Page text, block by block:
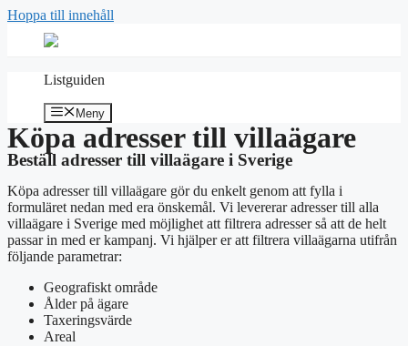
Hoppa till innehåll
Listguiden
Meny
Köpa adresser till villaägare
Beställ adresser till villaägare i Sverige
Köpa adresser till villaägare gör du enkelt genom att fylla i
formuläret nedan med era önskemål. Vi levererar adresser till alla
villaägare i Sverige med möjlighet att filtrera adresser så att de helt
passar in med er kampanj. Vi hjälper er att filtrera villaägarna utifrån
följande parametrar:
Geografiskt område
Ålder på ägare
Taxeringsvärde
Areal